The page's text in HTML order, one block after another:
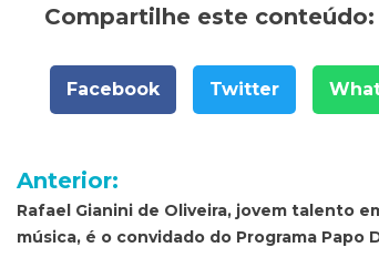
Compartilhe este conteúdo:
Facebook Twitter
Navegação
de
Anterior:
Rafael Gianini de Oliveira, jovem talento
música, é o convidado do Programa Papo